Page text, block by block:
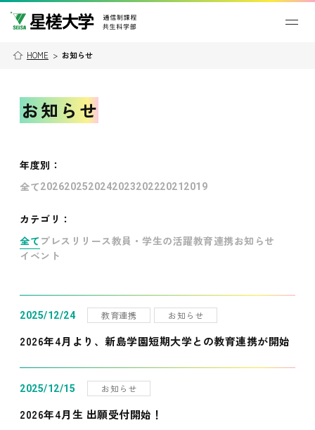
HOME > お知らせ
お知らせ
年度別 ：
全て202620252024202320222021 2019
カテゴリ：
全て プレスリリース教員・学生の活躍教育連携お知らせ
イベント
2025/12/24 教育連携 お知らせ
2026年4月より、新島学園短期大学との教育連携が開始
2025/12/15 お知らせ
2026年4月生 出願受付開始！